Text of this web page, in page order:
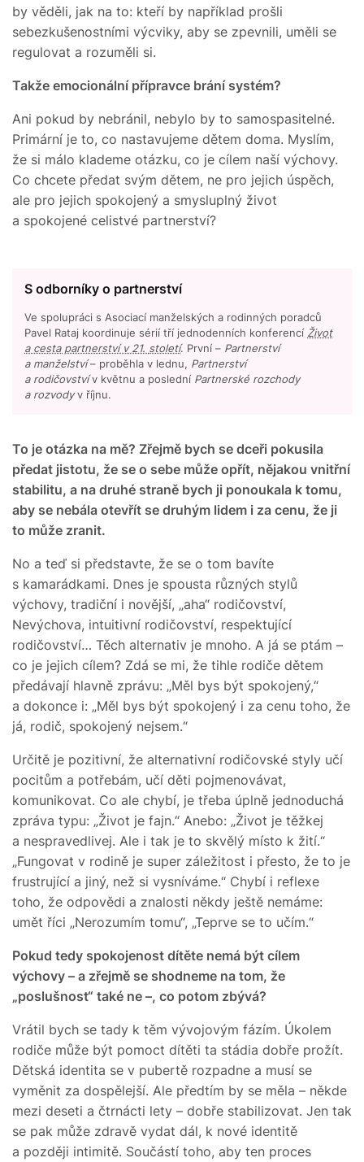
by věděli, jak na to: kteří by například prošli
sebezkušenostními výcviky, aby se zpevnili, uměli se
regulovat a rozuměli si.
Takže emocionální přípravce brání systém?
Ani pokud by nebránil, nebylo by to samospasitelné.
Primární je to, co nastavujeme dětem doma. Myslím,
že si málo klademe otázku, co je cílem naší výchovy.
Co chcete předat svým dětem, ne pro jejich úspěch,
ale pro jejich spokojený a smysluplný život
a spokojené celistvé partnerství?
S odborníky o partnerství
Ve spolupráci s Asociací manželských a rodinných poradců
Pavel Rataj koordinuje sérií tří jednodenních konferencí Život
a cesta partnerství v 21. století. První – Partnerství
a manželství– proběhla v lednu, Partnerství
a rodičovstvív květnu a poslední Partnerské rozchody
a rozvodyv říjnu.
To je otázka na mě? Zřejmě bych se dceři pokusila
předat jistotu, že se o sebe může opřít, nějakou vnitřní
stabilitu, a na druhé straně bych ji ponoukala k tomu,
aby se nebála otevřít se druhým lidem i za cenu, že ji
to může zranit.
No a teď si představte, že se o tom bavíte
s kamarádkami. Dnes je spousta různých stylů
výchovy, tradiční i novější, „aha“ rodičovství,
Nevýchova, intuitivní rodičovství, respektující
rodičovství… Těch alternativ je mnoho. A já se ptám –
co je jejich cílem? Zdá se mi, že tihle rodiče dětem
předávají hlavně zprávu: „Měl bys být spokojený,“
a dokonce i: „Měl bys být spokojený i za cenu toho, že
já, rodič, spokojený nejsem.“
Určitě je pozitivní, že alternativní rodičovské styly učí
pocitům a potřebám, učí děti pojmenovávat,
komunikovat. Co ale chybí, je třeba úplně jednoduchá
zpráva typu: „Život je fajn.“ Anebo: „Život je těžkej
a nespravedlivej. Ale i tak je to skvělý místo k žití.“
„Fungovat v rodině je super záležitost i přesto, že to je
frustrující a jiný, než si vysníváme.“ Chybí i reflexe
toho, že odpovědi a znalosti někdy ještě nemáme:
umět říci „Nerozumím tomu“, „Teprve se to učím.“
Pokud tedy spokojenost dítěte nemá být cílem
výchovy – a zřejmě se shodneme na tom, že
„poslušnost“ také ne –, co potom zbývá?
Vrátil bych se tady k těm vývojovým fázím. Úkolem
rodiče může být pomoct dítěti ta stádia dobře prožít.
Dětská identita se v pubertě rozpadne a musí se
vyměnit za dospělejší. Ale předtím by se měla – někde
mezi deseti a čtrnácti lety – dobře stabilizovat. Jen tak
se pak může zdravě vydat dál, k nové identitě
a později intimitě. Součástí toho, aby ten proces